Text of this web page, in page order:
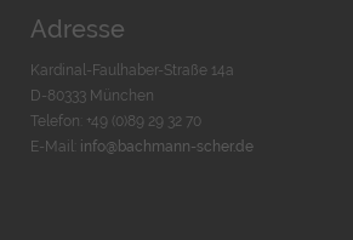
Adresse
Kardinal-Faulhaber-Straße 14a
D-80333 München
Telefon: +49 (0)89 29 32 70
E-Mail: info@bachmann-scher.de